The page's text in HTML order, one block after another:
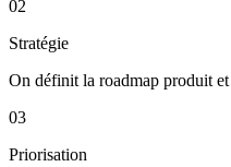
02
Stratégie
On définit la roadmap produit et
03
Priorisation